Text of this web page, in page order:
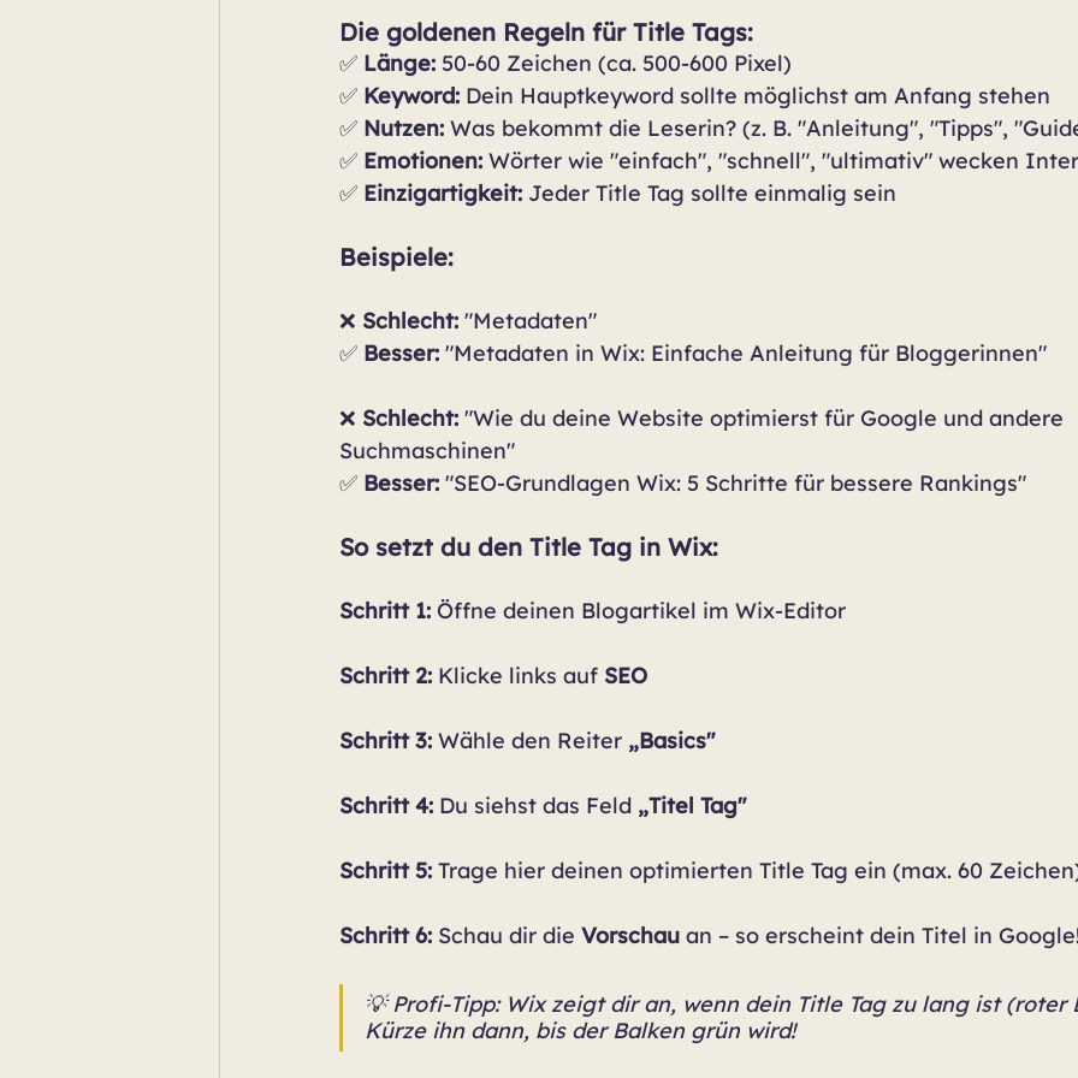
Die goldenen Regeln für Title Tags:
✅ Länge: 50-60 Zeichen (ca. 500-600 Pixel)
✅ Keyword: Dein Hauptkeyword sollte möglichst am Anfang stehen
✅ Nutzen: Was bekommt die Leserin? (z. B. "Anleitung", "Tipps",
✅ Emotionen: Wörter wie "einfach", "schnell", "ultimativ" wecken
✅ Einzigartigkeit: Jeder Title Tag sollte einmalig sein
Beispiele:
❌ Schlecht: "Metadaten"
✅ Besser: "Metadaten in Wix: Einfache Anleitung für Bloggerinnen"
❌ Schlecht: "Wie du deine Website optimierst für Google und andere
Suchmaschinen"
✅ Besser: "SEO-Grundlagen Wix: 5 Schritte für bessere Rankings"
So setzt du den Title Tag in Wix:
Schritt 1: Öffne deinen Blogartikel im Wix-Editor
Schritt 2: Klicke links auf SEO
Schritt 3: Wähle den Reiter „Basics"
Schritt 4: Du siehst das Feld „Titel Tag"
Schritt 5: Trage hier deinen optimierten Title Tag ein (max. 60
Schritt 6: Schau dir die Vorschau an – so erscheint dein Titel in
💡 Profi-Tipp: Wix zeigt dir an, wenn dein Title Tag zu lang ist (roter
Kürze ihn dann, bis der Balken grün wird!